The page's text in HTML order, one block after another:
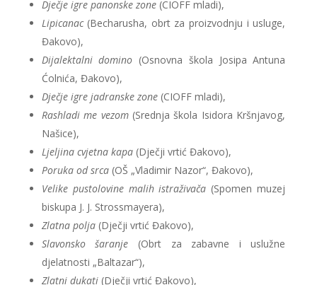
Dječje igre panonske zone(CIOFF mladi),
Lipicanac(Becharusha, obrt za proizvodnju i usluge,
Đakovo),
Dijalektalni domino (Osnovna škola Josipa Antuna
Ćolnića, Đakovo),
Dječje igre jadranske zone(CIOFF mladi),
Rashladi me vezom(Srednja škola Isidora Kršnjavog,
Našice),
Ljeljina cvjetna kapa(Dječji vrtić Đakovo),
Poruka od srca(OŠ „Vladimir Nazor“, Đakovo),
Velike pustolovine malih istraživača (Spomen muzej
biskupa J. J. Strossmayera),
Zlatna polja(Dječji vrtić Đakovo),
Slavonsko šaranje (Obrt za zabavne i uslužne
djelatnosti „Baltazar“),
Zlatni dukati(Dječji vrtić Đakovo),